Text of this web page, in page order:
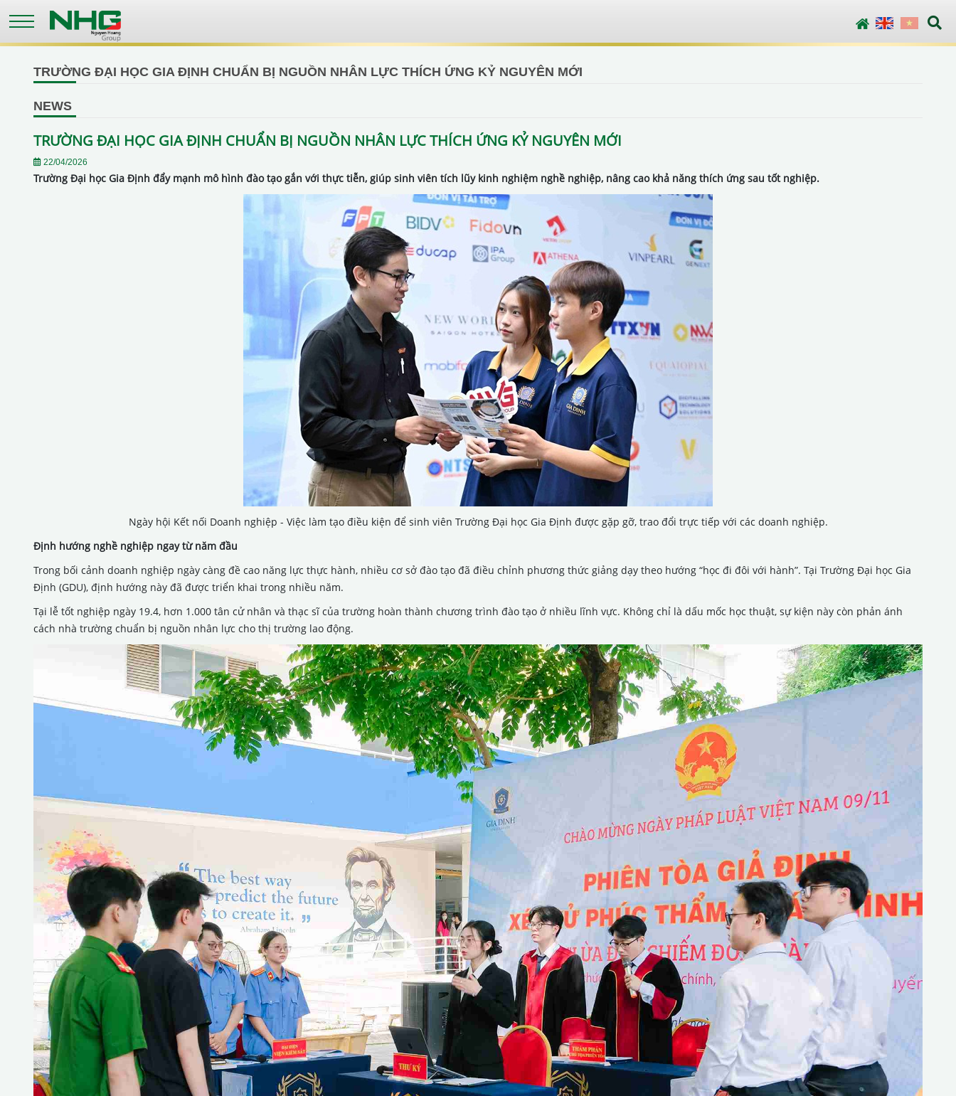
main
TRƯỜNG ĐẠI HỌC GIA ĐỊNH CHUẨN BỊ NGUỒN NHÂN LỰC THÍCH ỨNG KỶ NGUYÊN MỚI
NEWS
TRƯỜNG ĐẠI HỌC GIA ĐỊNH CHUẨN BỊ NGUỒN NHÂN LỰC THÍCH ỨNG KỶ NGUYÊN MỚI
22/04/2026
Trường Đại học Gia Định đẩy mạnh mô hình đào tạo gắn với thực tiễn, giúp sinh viên tích lũy kinh nghiệm nghề nghiệp, nâng cao khả năng thích ứng sau tốt nghiệp.
Ngày hội Kết nối Doanh nghiệp - Việc làm tạo điều kiện để sinh viên Trường Đại học Gia Định được gặp gỡ, trao đổi trực tiếp với các doanh nghiệp.
Định hướng nghề nghiệp ngay từ năm đầu
Trong bối cảnh doanh nghiệp ngày càng đề cao năng lực thực hành, nhiều cơ sở đào tạo đã điều chỉnh phương thức giảng dạy theo hướng “học đi đôi với hành”. Tại Trường Đại học Gia
Định (GDU), định hướng này đã được triển khai trong nhiều năm.
Tại lễ tốt nghiệp ngày 19.4, hơn 1.000 tân cử nhân và thạc sĩ của trường hoàn thành chương trình đào tạo ở nhiều lĩnh vực. Không chỉ là dấu mốc học thuật, sự kiện này còn phản ánh
cách nhà trường chuẩn bị nguồn nhân lực cho thị trường lao động.